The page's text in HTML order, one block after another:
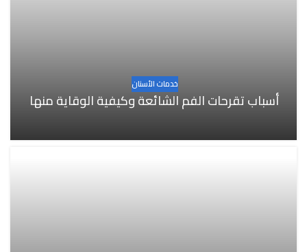
خدمات الأسنان
أسباب تقرحات الفم الشائعة وكيفية الوقاية منها